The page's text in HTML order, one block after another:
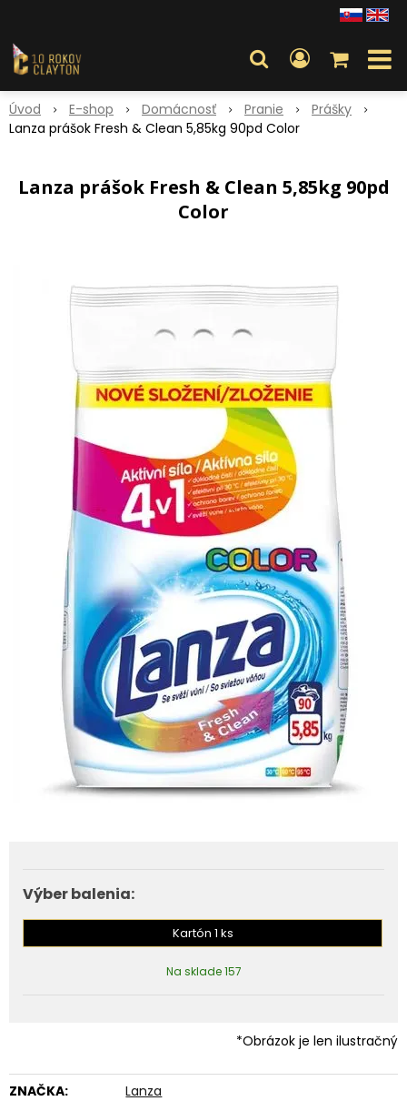
Úvod E-shop Domácnosť Pranie
Prášky
Lanza prášok Fresh & Clean 5,85kg 90pd Color
Lanza prášok Fresh & Clean 5,85kg 90pd
Color
Výber balenia:
Kartón 1 ks
Na sklade 157
*Obrázok je len ilustračný
ZNAČKA:
Lanza